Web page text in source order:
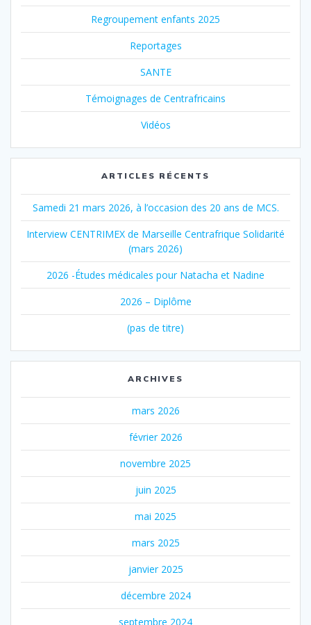
Regroupement enfants 2025
Reportages
SANTE
Témoignages de Centrafricains
Vidéos
ARTICLES RÉCENTS
Samedi 21 mars 2026, à l’occasion des 20 ans de MCS.
Interview CENTRIMEX de Marseille Centrafrique Solidarité
(mars 2026)
2026 -Études médicales pour Natacha et Nadine
2026 – Diplôme
(pas de titre)
ARCHIVES
mars 2026
février 2026
novembre 2025
juin 2025
mai 2025
mars 2025
janvier 2025
décembre 2024
septembre 2024